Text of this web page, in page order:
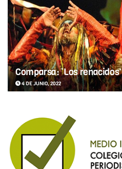
Comparsa: ‘Los renacidos’
4 DE JUNIO, 2022